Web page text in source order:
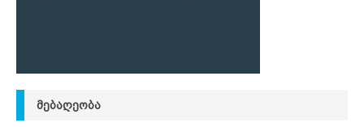
ᲛᲔᲑᲐᲦᲔᲝᲑᲐ